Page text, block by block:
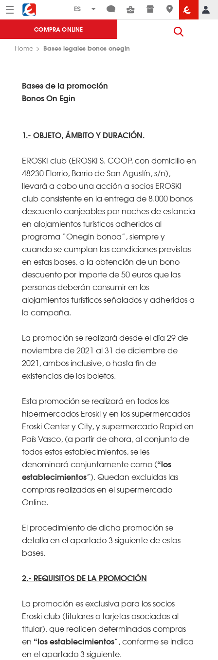
Menú Eroski
COMPRA ONLINE
Home Bases legales bonos onegin
Bases de la promoción
Bonos On Egin
1.- OBJETO, ÁMBITO Y DURACIÓN.
EROSKI club (EROSKI S. COOP, con domicilio en
48230 Elorrio, Barrio de San Agustín, s/n),
llevará a cabo una acción a socios EROSKI
club consistente en la entrega de 8.000 bonos
descuento canjeables por noches de estancia
en alojamientos turísticos adheridos al
programa “Onegin bonoa”, siempre y
cuando se cumplan las condiciones previstas
en estas bases, a la obtención de un bono
descuento por importe de 50 euros que las
personas deberán consumir en los
alojamientos turísticos señalados y adheridos a
la campaña.
La promoción se realizará desde el día 29 de
noviembre de 2021 al 31 de diciembre de
2021, ambos inclusive, o hasta fin de
existencias de los boletos.
Esta promoción se realizará en todos los
hipermercados Eroski y en los supermercados
Eroski Center y City, y supermercado Rapid en
País Vasco, (a partir de ahora, al conjunto de
todos estos establecimientos, se les
denominará conjuntamente como (“los
establecimientos”). Quedan excluidas las
compras realizadas en el supermercado
Online.
El procedimiento de dicha promoción se
detalla en el apartado 3 siguiente de estas
bases.
2.- REQUISITOS DE LA PROMOCIÓN
La promoción es exclusiva para los socios
Eroski club (titulares o tarjetas asociadas al
titular), que realicen determinadas compras
en “losestablecimientos”, conforme se indica
en el apartado 3 siguiente.